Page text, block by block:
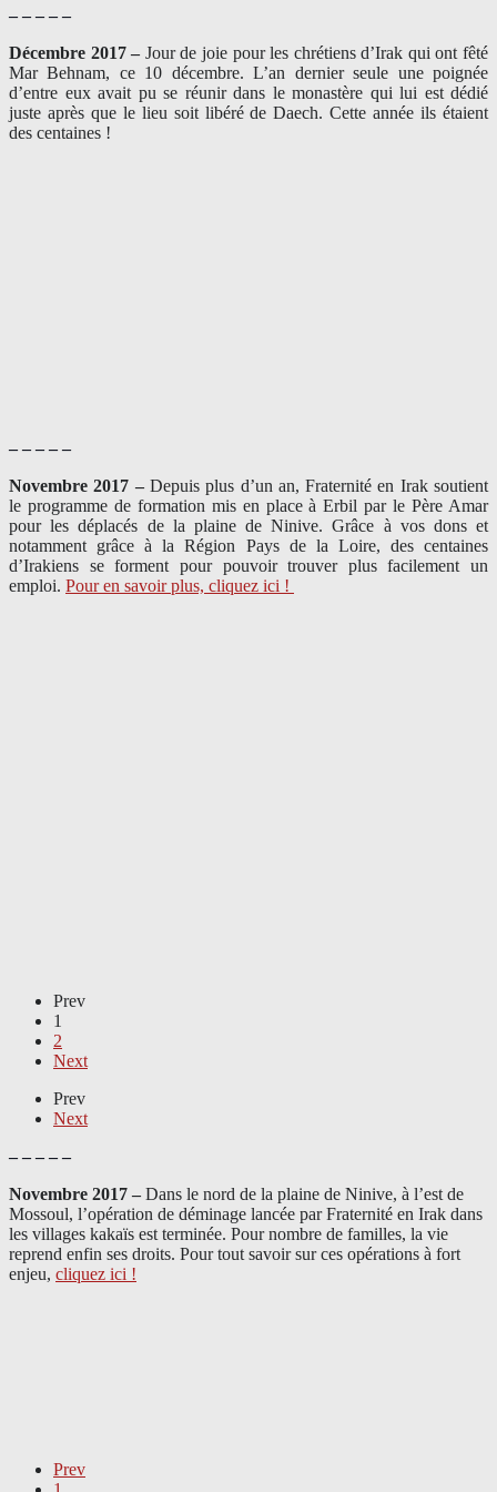
– – – – –
Décembre 2017 – Jour de joie pour les chrétiens d’Irak qui ont fêté
Mar Behnam, ce 10 décembre. L’an dernier seule une poignée
d’entre eux avait pu se réunir dans le monastère qui lui est dédié
juste après que le lieu soit libéré de Daech. Cette année ils étaient
des centaines !
– – – – –
Novembre 2017 – Depuis plus d’un an, Fraternité en Irak soutient
le programme de formation mis en place à Erbil par le Père Amar
pour les déplacés de la plaine de Ninive. Grâce à vos dons et
notamment grâce à la Région Pays de la Loire, des centaines
d’Irakiens se forment pour pouvoir trouver plus facilement un
emploi. Pour en savoir plus, cliquez ici !
Prev
1
2
Next
Prev
Next
– – – – –
Novembre 2017 – Dans le nord de la plaine de Ninive, à l’est de
Mossoul, l’opération de déminage lancée par Fraternité en Irak dans
les villages kakaïs est terminée. Pour nombre de familles, la vie
reprend enfin ses droits. Pour tout savoir sur ces opérations à fort
enjeu, cliquez ici !
Prev